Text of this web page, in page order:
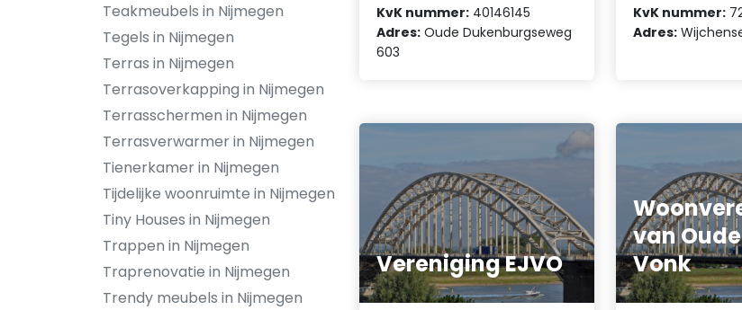
Teakmeubels in Nijmegen
Tegels in Nijmegen
Terras in Nijmegen
Terrasoverkapping in Nijmegen
Terrasschermen in Nijmegen
Terrasverwarmer in Nijmegen
Tienerkamer in Nijmegen
Tijdelijke woonruimte in Nijmegen
Tiny Houses in Nijmegen
Trappen in Nijmegen
Traprenovatie in Nijmegen
Trendy meubels in Nijmegen
KvK nummer: 40146145
Adres: Oude Dukenburgseweg
603
KvK nummer:
Adres:
Vereniging EJVO
van
Vonk